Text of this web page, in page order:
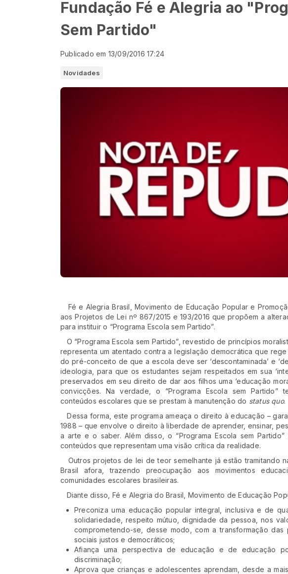
Fundação Fé e Alegria ao
Sem Partido"
Publicado em 13/09/2016 17:24
Novidades
Fé e Alegria Brasil, Movimento de Educação Popular e
aos Projetos de Lei nº 867/2015 e 193/2016 que propõem a
para instituir o “Programa Escola sem Partido”.
O “Programa Escola sem Partido”, revestido de princípios
representa um atentado contra a legislação democrática que
do pré-conceito de que a escola deve ser ‘descontaminada’ e
ideologia, para que os estudantes sejam respeitados em sua
preservados em seu direito de dar aos filhos uma ‘educação
convicções. Na verdade, o “Programa Escola sem Partido”
conteúdos escolares que se prestam à manutenção do status quo.
Dessa forma, este programa ameaça o direito à educação –
1988 – que envolve o direito à liberdade de aprender, ensinar,
a arte e o saber. Além disso, o “Programa Escola sem
conteúdos que representam uma visão crítica da realidade.
Outros projetos de lei de teor semelhante já estão tramitando
Brasil afora, trazendo preocupação aos movimentos
comunidades escolares brasileiras.
Diante disso, Fé e Alegria do Brasil, Movimento de Educação
Preconiza uma educação popular integral, inclusiva e de
solidariedade, respeito mútuo, dignidade da pessoa, nos
comprometendo-se, desse modo, com a transformação das
sociais justos e democráticos;
Afiança uma perspectiva de educação e de educação
discriminação;
Aprova que crianças e adolescentes aprendam, desde a